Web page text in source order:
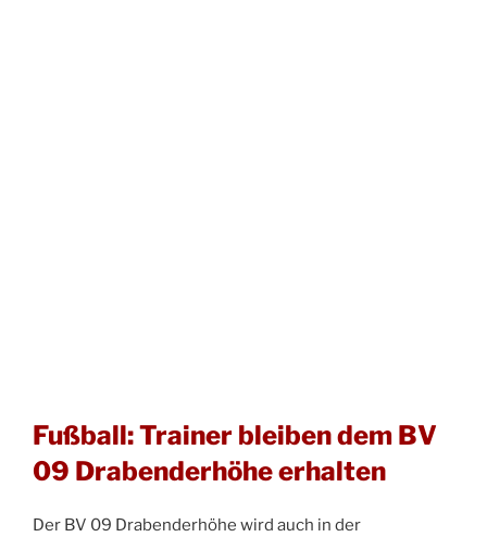
Fußball: Trainer bleiben dem BV
09 Drabenderhöhe erhalten
Der BV 09 Drabenderhöhe wird auch in der